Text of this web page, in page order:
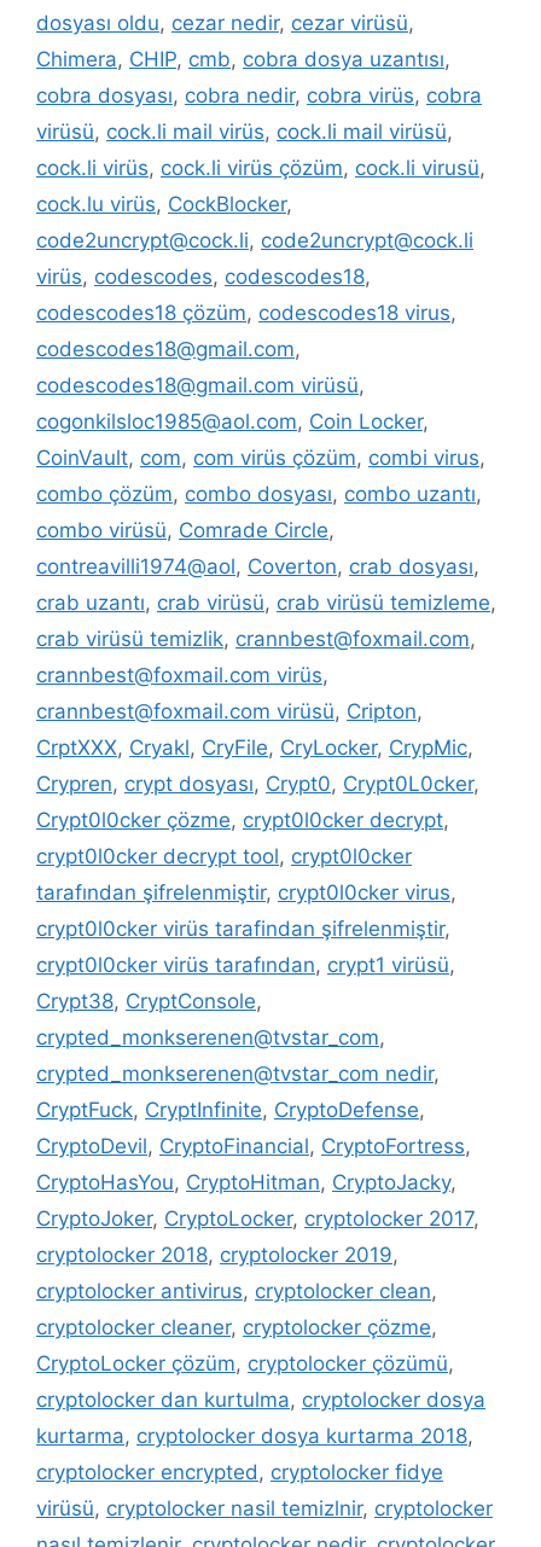
dosyası oldu, cezar nedir, cezar virüsü,
Chimera, CHIP, cmb, cobra dosya uzantısı,
cobra dosyası, cobra nedir, cobra virüs, cobra
virüsü, cock.li mail virüs, cock.li mail virüsü,
cock.li virüs, cock.li virüs çözüm, cock.li virusü,
cock.lu virüs, CockBlocker,
code2uncrypt@cock.li, code2uncrypt@cock.li
virüs, codescodes, codescodes18,
codescodes18 çözüm, codescodes18 virus,
codescodes18@gmail.com,
codescodes18@gmail.com virüsü,
cogonkilsloc1985@aol.com, Coin Locker,
CoinVault, com, com virüs çözüm, combi virus,
combo çözüm, combo dosyası, combo uzantı,
combo virüsü, Comrade Circle,
contreavilli1974@aol, Coverton, crab dosyası,
crab uzantı, crab virüsü, crab virüsü temizleme,
crab virüsü temizlik, crannbest@foxmail.com,
crannbest@foxmail.com virüs,
crannbest@foxmail.com virüsü, Cripton,
CrptXXX, Cryakl, CryFile, CryLocker, CrypMic,
Crypren, crypt dosyası, Crypt0, Crypt0L0cker,
Crypt0l0cker çözme, crypt0l0cker decrypt,
crypt0l0cker decrypt tool, crypt0l0cker
tarafından şifrelenmiştir, crypt0l0cker virus,
crypt0l0cker virüs tarafindan şifrelenmiştir,
crypt0l0cker virüs tarafından, crypt1 virüsü,
Crypt38, CryptConsole,
crypted_monkserenen@tvstar_com,
crypted_monkserenen@tvstar_com nedir,
CryptFuck, CryptInfinite, CryptoDefense,
CryptoDevil, CryptoFinancial, CryptoFortress,
CryptoHasYou, CryptoHitman, CryptoJacky,
CryptoJoker, CryptoLocker, cryptolocker 2017,
cryptolocker 2018, cryptolocker 2019,
cryptolocker antivirus, cryptolocker clean,
cryptolocker cleaner, cryptolocker çözme,
CryptoLocker çözüm, cryptolocker çözümü,
cryptolocker dan kurtulma, cryptolocker dosya
kurtarma, cryptolocker dosya kurtarma 2018,
cryptolocker encrypted, cryptolocker fidye
virüsü, cryptolocker nasil temizlnir, cryptolocker